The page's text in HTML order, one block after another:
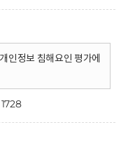
인정보 침해요인 평가에
1728